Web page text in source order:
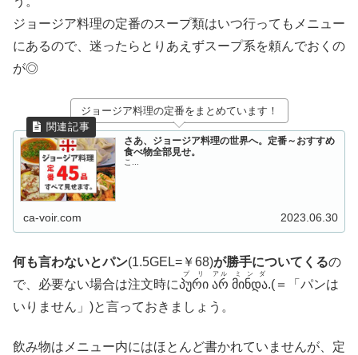
ジョージア料理の定番のスープ類はいつ行ってもメニュー
にあるので、迷ったらとりあえずスープ系を頼んでおくの
が◎
ジョージア料理の定番をまとめています！
さあ、ジョージア料理の世界へ。定番～おすすめ
食べ物全部見せ。
こ...
ca-voir.com 2023.06.30
何も言わないとパン(1.5GEL=￥68)が勝手についてくるの
で、必要ない場合は注文時にპური
プリ
არ
アル
მინდა
ミンダ
.(＝「パンは
いりません」)と言っておきましょう。
飲み物はメニュー内にはほとんど書かれていませんが、定